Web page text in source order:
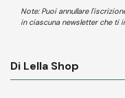
Note: Puoi annullare
in ciascuna newsletter che ti
Di Lella Shop